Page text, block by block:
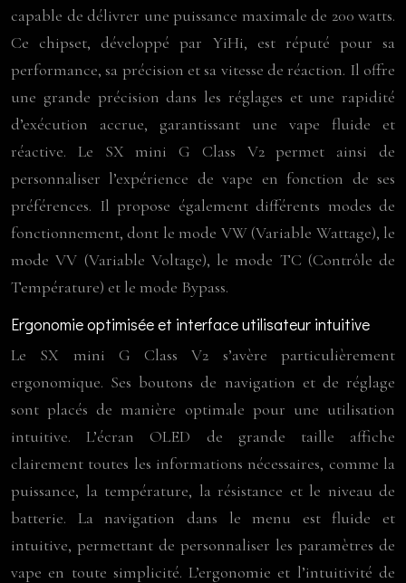
capable de délivrer une puissance maximale de 200 watts.
Ce chipset, développé par YiHi, est réputé pour sa
performance, sa précision et sa vitesse de réaction. Il offre
une grande précision dans les réglages et une rapidité
d’exécution accrue, garantissant une vape fluide et
réactive. Le SX mini G Class V2 permet ainsi de
personnaliser l’expérience de vape en fonction de ses
préférences. Il propose également différents modes de
fonctionnement, dont le mode VW (Variable Wattage), le
mode VV (Variable Voltage), le mode TC (Contrôle de
Température) et le mode Bypass.
Ergonomie optimisée et interface utilisateur intuitive
Le SX mini G Class V2 s’avère particulièrement
ergonomique. Ses boutons de navigation et de réglage
sont placés de manière optimale pour une utilisation
intuitive. L’écran OLED de grande taille affiche
clairement toutes les informations nécessaires, comme la
puissance, la température, la résistance et le niveau de
batterie. La navigation dans le menu est fluide et
intuitive, permettant de personnaliser les paramètres de
vape en toute simplicité. L’ergonomie et l’intuitivité de